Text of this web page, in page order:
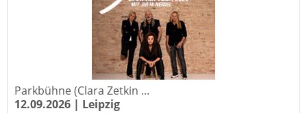
Parkbühne (Clara Zetkin ...
12.09.2026 | Leipzig